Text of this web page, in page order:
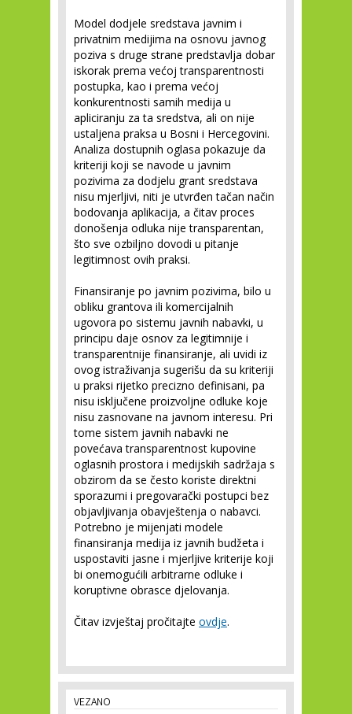
Model dodjele sredstava javnim i
privatnim medijima na osnovu javnog
poziva s druge strane predstavlja dobar
iskorak prema većoj transparentnosti
postupka, kao i prema većoj
konkurentnosti samih medija u
apliciranju za ta sredstva, ali on nije
ustaljena praksa u Bosni i Hercegovini.
Analiza dostupnih oglasa pokazuje da
kriteriji koji se navode u javnim
pozivima za dodjelu grant sredstava
nisu mjerljivi, niti je utvrđen tačan način
bodovanja aplikacija, a čitav proces
donošenja odluka nije transparentan,
što sve ozbiljno dovodi u pitanje
legitimnost ovih praksi.
Finansiranje po javnim pozivima, bilo u
obliku grantova ili komercijalnih
ugovora po sistemu javnih nabavki, u
principu daje osnov za legitimnije i
transparentnije finansiranje, ali uvidi iz
ovog istraživanja sugerišu da su kriteriji
u praksi rijetko precizno definisani, pa
nisu isključene proizvoljne odluke koje
nisu zasnovane na javnom interesu. Pri
tome sistem javnih nabavki ne
povećava transparentnost kupovine
oglasnih prostora i medijskih sadržaja s
obzirom da se često koriste direktni
sporazumi i pregovarački postupci bez
objavljivanja obavještenja o nabavci.
Potrebno je mijenjati modele
finansiranja medija iz javnih budžeta i
uspostaviti jasne i mjerljive kriterije koji
bi onemogućili arbitrarne odluke i
koruptivne obrasce djelovanja.
Čitav izvještaj pročitajte ovdje.
VEZANO